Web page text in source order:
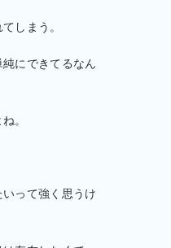
しまう。
にできてるなん
。
って強く思うけ